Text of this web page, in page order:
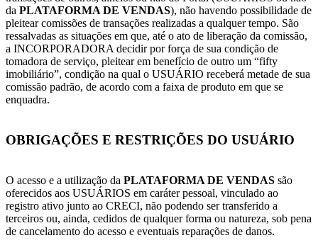
da PLATAFORMA DE VENDAS), não havendo possibilidade de
pleitear comissões de transações realizadas a qualquer tempo. São
ressalvadas as situações em que, até o ato de liberação da comissão,
a INCORPORADORA decidir por força de sua condição de
tomadora de serviço, pleitear em benefício de outro um “fifty
imobiliário”, condição na qual o USUÁRIO receberá metade de sua
comissão padrão, de acordo com a faixa de produto em que se
enquadra.
OBRIGAÇÕES E RESTRIÇÕES DO USUÁRIO
O acesso e a utilização da PLATAFORMA DE VENDAS são
oferecidos aos USUÁRIOS em caráter pessoal, vinculado ao
registro ativo junto ao CRECI, não podendo ser transferido a
terceiros ou, ainda, cedidos de qualquer forma ou natureza, sob pena
de cancelamento do acesso e eventuais reparações de danos.